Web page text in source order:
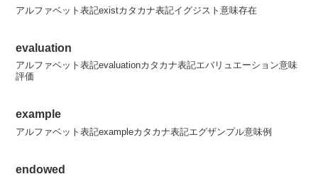
アルファベット表記existカタカナ表記イグジスト意味存在
evaluation
アルファベット表記evaluationカタカナ表記エバリュエーション意味
評価
example
アルファベット表記exampleカタカナ表記エグザンプル意味例
endowed